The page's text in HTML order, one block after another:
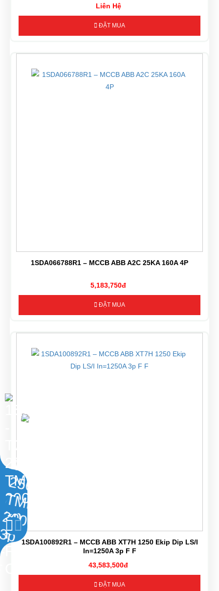
Liên Hệ
ĐẶT MUA
1SDA066788R1 – MCCB ABB A2C 25KA 160A 4P
5,183,750đ
ĐẶT MUA
1SDA100892R1 – MCCB ABB XT7H 1250 Ekip Dip LS/I
In=1250A 3p F F
43,583,500đ
ĐẶT MUA